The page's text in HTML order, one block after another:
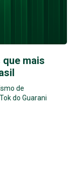
mais
de
do Guarani